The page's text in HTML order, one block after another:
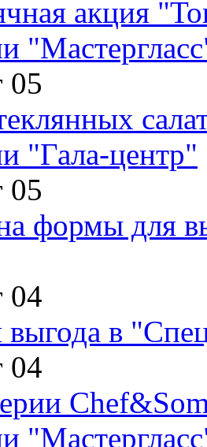
акция
05
"Гала-центр"
05
формы для
04
выгода в
04